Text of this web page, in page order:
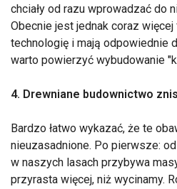
chciały od razu wprowadzać do
Obecnie jest jednak coraz
technologię i mają odpowiednie
warto powierzyć wybudowanie
4. Drewniane budownictwo
Bardzo łatwo wykazać, że te
nieuzasadnione. Po pierwsze:
w naszych lasach przybywa
przyrasta więcej, niż wycinamy.